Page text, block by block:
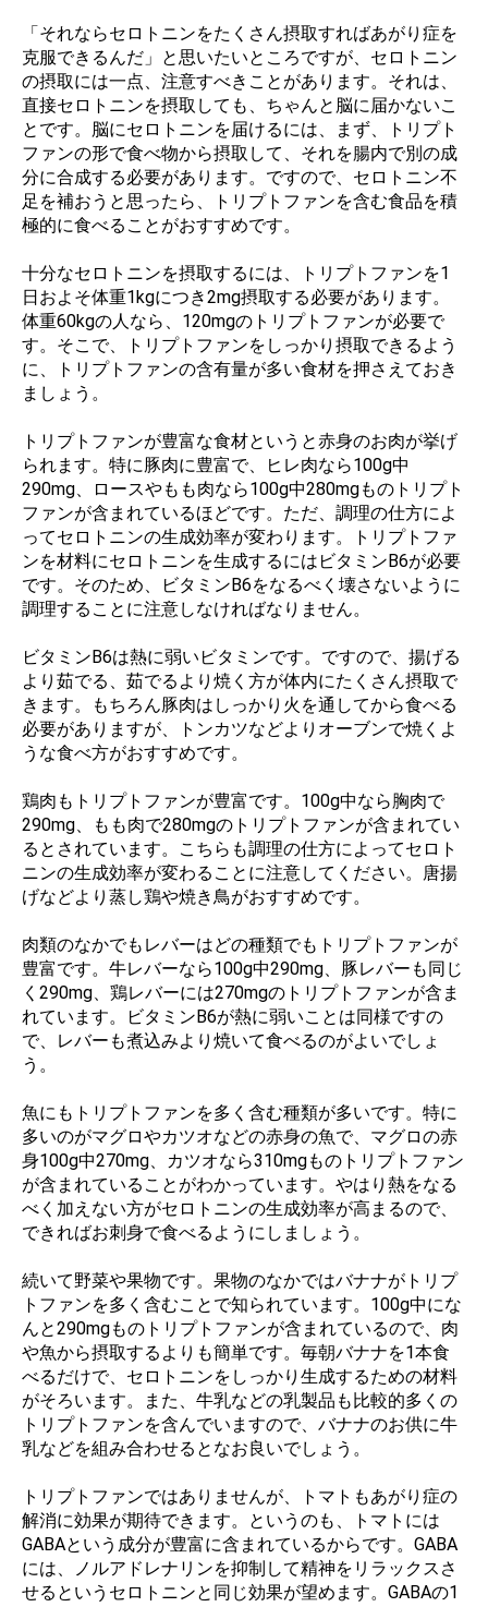
「それならセロトニンをたくさん摂取すればあがり症を
克服できるんだ」と思いたいところですが、セロトニン
の摂取には一点、注意すべきことがあります。それは、
直接セロトニンを摂取しても、ちゃんと脳に届かないこ
とです。脳にセロトニンを届けるには、まず、トリプト
ファンの形で食べ物から摂取して、それを腸内で別の成
分に合成する必要があります。ですので、セロトニン不
足を補おうと思ったら、トリプトファンを含む食品を積
極的に食べることがおすすめです。
十分なセロトニンを摂取するには、トリプトファンを1
日およそ体重1kgにつき2mg摂取する必要があります。
体重60kgの人なら、120mgのトリプトファンが必要で
す。そこで、トリプトファンをしっかり摂取できるよう
に、トリプトファンの含有量が多い食材を押さえておき
ましょう。
トリプトファンが豊富な食材というと赤身のお肉が挙げ
られます。特に豚肉に豊富で、ヒレ肉なら100g中
290mg、ロースやもも肉なら100g中280mgものトリプト
ファンが含まれているほどです。ただ、調理の仕方によ
ってセロトニンの生成効率が変わります。トリプトファ
ンを材料にセロトニンを生成するにはビタミンB6が必要
です。そのため、ビタミンB6をなるべく壊さないように
調理することに注意しなければなりません。
ビタミンB6は熱に弱いビタミンです。ですので、揚げる
より茹でる、茹でるより焼く方が体内にたくさん摂取で
きます。もちろん豚肉はしっかり火を通してから食べる
必要がありますが、トンカツなどよりオーブンで焼くよ
うな食べ方がおすすめです。
鶏肉もトリプトファンが豊富です。100g中なら胸肉で
290mg、もも肉で280mgのトリプトファンが含まれてい
るとされています。こちらも調理の仕方によってセロト
ニンの生成効率が変わることに注意してください。唐揚
げなどより蒸し鶏や焼き鳥がおすすめです。
肉類のなかでもレバーはどの種類でもトリプトファンが
豊富です。牛レバーなら100g中290mg、豚レバーも同じ
く290mg、鶏レバーには270mgのトリプトファンが含ま
れています。ビタミンB6が熱に弱いことは同様ですの
で、レバーも煮込みより焼いて食べるのがよいでしょ
う。
魚にもトリプトファンを多く含む種類が多いです。特に
多いのがマグロやカツオなどの赤身の魚で、マグロの赤
身100g中270mg、カツオなら310mgものトリプトファン
が含まれていることがわかっています。やはり熱をなる
べく加えない方がセロトニンの生成効率が高まるので、
できればお刺身で食べるようにしましょう。
続いて野菜や果物です。果物のなかではバナナがトリプ
トファンを多く含むことで知られています。100g中にな
んと290mgものトリプトファンが含まれているので、肉
や魚から摂取するよりも簡単です。毎朝バナナを1本食
べるだけで、セロトニンをしっかり生成するための材料
がそろいます。また、牛乳などの乳製品も比較的多くの
トリプトファンを含んでいますので、バナナのお供に牛
乳などを組み合わせるとなお良いでしょう。
トリプトファンではありませんが、トマトもあがり症の
解消に効果が期待できます。というのも、トマトには
GABAという成分が豊富に含まれているからです。GABA
には、ノルアドレナリンを抑制して精神をリラックスさ
せるというセロトニンと同じ効果が望めます。GABAの1